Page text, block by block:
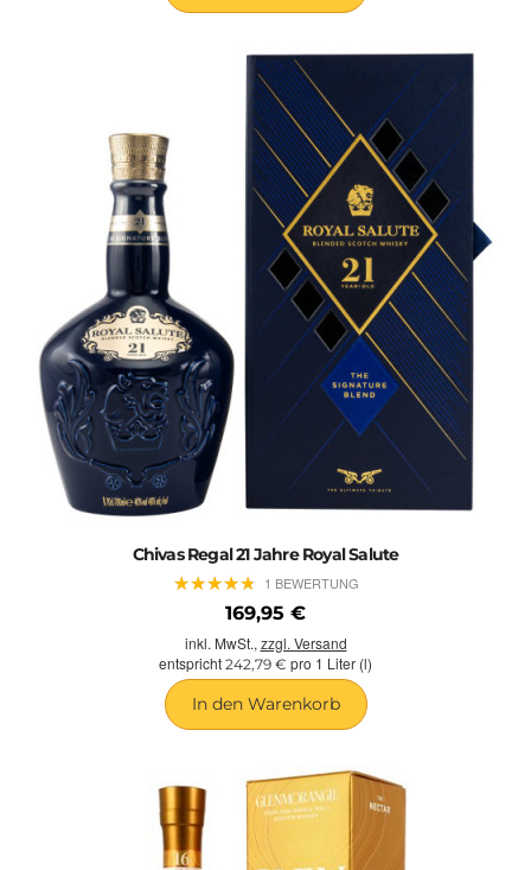
Chivas Regal 21 Jahre Royal Salute
★★★★★
★★★★★ 1 BEWERTUNG
169,95 €
inkl. MwSt., zzgl. Versand
entspricht 242,79 € pro 1 Liter (l)
In den Warenkorb